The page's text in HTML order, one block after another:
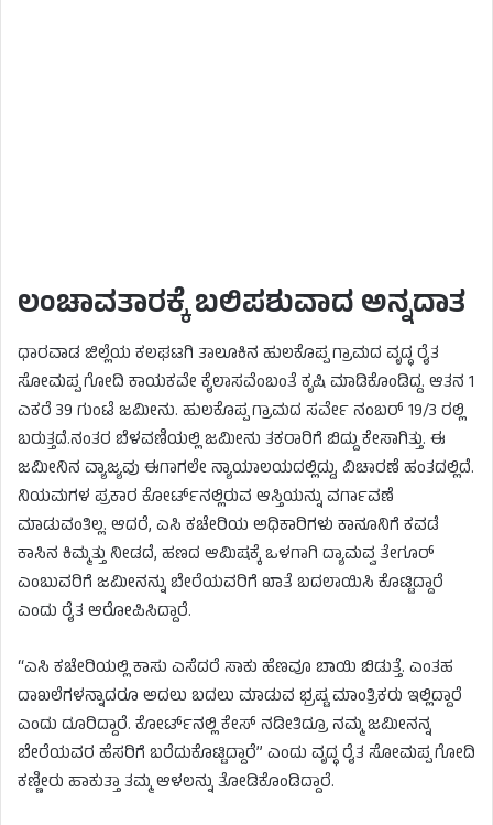
ಲಂಚಾವತಾರಕ್ಕೆ ಬಲಿಪಶುವಾದ ಅನ್ನದಾತ
ಧಾರವಾಡ ಜಿಲ್ಲೆಯ ಕಲಘಟಗಿ ತಾಲೂಕಿನ ಹುಲಕೊಪ್ಪ ಗ್ರಾಮದ ವೃದ್ಧ ರೈತ
ಸೋಮಪ್ಪ ಗೋದಿ ಕಾಯಕವೇ ಕೈಲಾಸವೆಂಬಂತೆ ಕೃಷಿ ಮಾಡಿಕೊಂಡಿದ್ದ. ಆತನ 1
ಎಕರೆ 39 ಗುಂಟೆ ಜಮೀನು. ಹುಲಕೊಪ್ಪ ಗ್ರಾಮದ ಸರ್ವೇ ನಂಬರ್ 19/3 ರಲ್ಲಿ
ಬರುತ್ತದೆ.ನಂತರ ಬೆಳವಣಿಯಲ್ಲಿ ಜಮೀನು ತಕರಾರಿಗೆ ಬಿದ್ದು ಕೇಸಾಗಿತ್ತು. ಈ
ಜಮೀನಿನ ವ್ಯಾಜ್ಯವು ಈಗಾಗಲೇ ನ್ಯಾಯಾಲಯದಲ್ಲಿದ್ದು, ವಿಚಾರಣೆ ಹಂತದಲ್ಲಿದೆ.
ನಿಯಮಗಳ ಪ್ರಕಾರ ಕೋರ್ಟ್‌ನಲ್ಲಿರುವ ಆಸ್ತಿಯನ್ನು ವರ್ಗಾವಣೆ
ಮಾಡುವಂತಿಲ್ಲ. ಆದರೆ, ಎಸಿ ಕಚೇರಿಯ ಅಧಿಕಾರಿಗಳು ಕಾನೂನಿಗೆ ಕವಡೆ
ಕಾಸಿನ ಕಿಮ್ಮತ್ತು ನೀಡದೆ, ಹಣದ ಆಮಿಷಕ್ಕೆ ಒಳಗಾಗಿ ದ್ಯಾಮವ್ವ ತೇಗೂರ್
ಎಂಬುವರಿಗೆ ಜಮೀನನ್ನು ಬೇರೆಯವರಿಗೆ ಖಾತೆ ಬದಲಾಯಿಸಿ ಕೊಟ್ಟಿದ್ದಾರೆ
ಎಂದು ರೈತ ಆರೋಪಿಸಿದ್ದಾರೆ.
“ಎಸಿ ಕಚೇರಿಯಲ್ಲಿ ಕಾಸು ಎಸೆದರೆ ಸಾಕು ಹೆಣವೂ ಬಾಯಿ ಬಿಡುತ್ತೆ. ಎಂತಹ
ದಾಖಲೆಗಳನ್ನಾದರೂ ಅದಲು ಬದಲು ಮಾಡುವ ಭ್ರಷ್ಟ ಮಾಂತ್ರಿಕರು ಇಲ್ಲಿದ್ದಾರೆ
ಎಂದು ದೂರಿದ್ದಾರೆ. ಕೋರ್ಟ್‌ನಲ್ಲಿ ಕೇಸ್ ನಡೀತಿದ್ರೂ ನಮ್ಮ ಜಮೀನನ್ನ
ಬೇರೆಯವರ ಹೆಸರಿಗೆ ಬರೆದುಕೊಟ್ಟಿದ್ದಾರೆ” ಎಂದು ವೃದ್ಧ ರೈತ ಸೋಮಪ್ಪ ಗೋದಿ
ಕಣ್ಣೀರು ಹಾಕುತ್ತಾ ತಮ್ಮ ಆಳಲನ್ನು ತೋಡಿಕೊಂಡಿದ್ದಾರೆ.